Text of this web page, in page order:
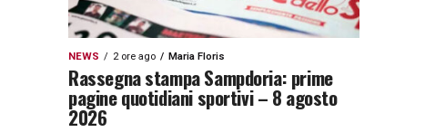
NEWS 2 ore ago Maria Floris
Rassegna stampa Sampdoria: prime
pagine quotidiani sportivi – 8 agosto
2026